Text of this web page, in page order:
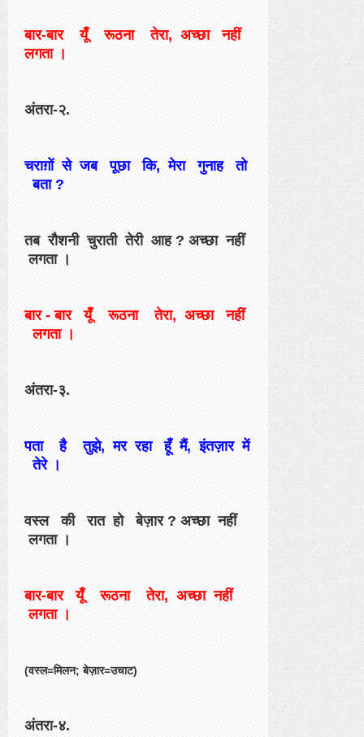
बार-बार यूँ रूठना तेरा, अच्छा नहीं
लगता ।
अंतरा-२.
चराग़ों से जब पूछा कि, मेरा गुनाह तो
बता ?
तब रौशनी चुराती तेरी आह ? अच्छा नहीं
लगता ।
बार - बार यूँ रूठना तेरा, अच्छा नहीं
लगता ।
अंतरा-३.
पता है तुझे, मर रहा हूँ मैं, इंतज़ार में
तेरे ।
वस्ल की रात हो बेज़ार ? अच्छा नहीं
लगता ।
बार-बार यूँ रूठना तेरा, अच्छा नहीं
लगता ।
(वस्ल=मिलन; बेज़ार=उचाट)
अंतरा-४.